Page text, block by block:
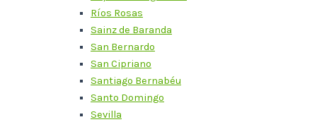
Ríos Rosas
Sainz de Baranda
San Bernardo
San Cipriano
Santiago Bernabéu
Santo Domingo
Sevilla